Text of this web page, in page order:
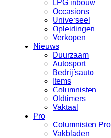
LPG inbouw
Occasions
Universeel
Opleidingen
Verkopen
Nieuws
Duurzaam
Autosport
Bedrijfsauto
Items
Columnisten
Oldtimers
Vaktaal
Pro
Columnisten Pro
Vakbladen